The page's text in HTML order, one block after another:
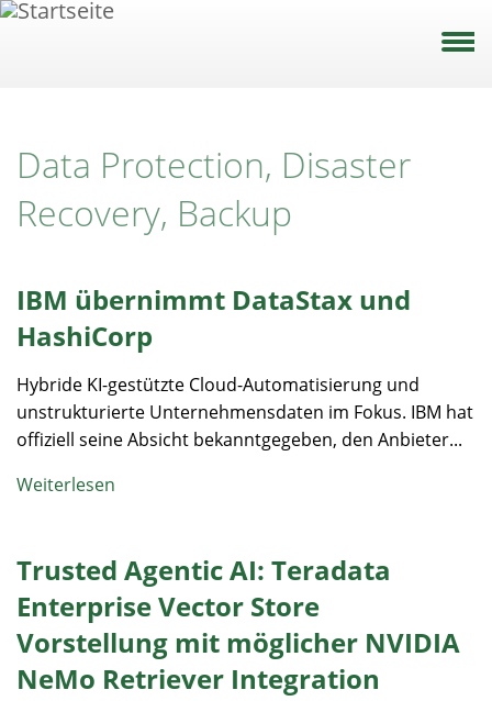
Direkt
Data Protection, Disaster
Recovery, Backup
IBM übernimmt DataStax und
HashiCorp
Hybride KI-gestützte Cloud-Automatisierung und
unstrukturierte Unternehmensdaten im Fokus. IBM hat
offiziell seine Absicht bekanntgegeben, den Anbieter...
Weiterlesen
Trusted Agentic AI: Teradata
Enterprise Vector Store
Vorstellung mit möglicher NVIDIA
NeMo Retriever Integration